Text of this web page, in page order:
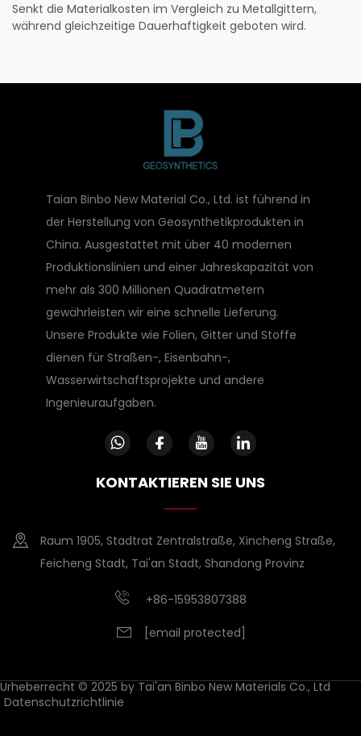
Senkt die Materialkosten im Vergleich zu Metallgittern,
während gleichzeitige Dauerhaftigkeit geboten wird.
Taian Binbo New Material Co., Ltd. ist führend in
der Herstellung von Geosynthetikprodukten in
China. Ausgestattet mit über 40 modernen
Produktionslinien und einer Jahreskapazität von
mehr als 300 Millionen Quadratmetern
gewährleisten wir eine schnelle Lieferung.
Unsere Produkte wie Folien, Gitter und Stoffe
dienen für Straßen-, Eisenbahn-,
Wasserwirtschaftsprojekte und andere
Ingenieuraufgaben.
KONTAKTIEREN SIE UNS
Raum 1905, Stadtrat Zentralstraße, Xincheng Straße,
Feicheng Stadt, Tai'an Stadt, Shandong Provinz
+86-15953807388
[email protected]
Urheberrecht © 2025 by Tai'an Binbo New Materials Co., Ltd
Datenschutzrichtlinie